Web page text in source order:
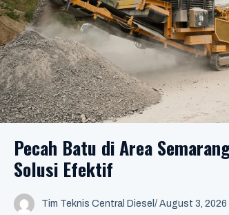
Pecah Batu di Area
Solusi Efektif
Tim Teknis Central Diesel / August 3, 2026